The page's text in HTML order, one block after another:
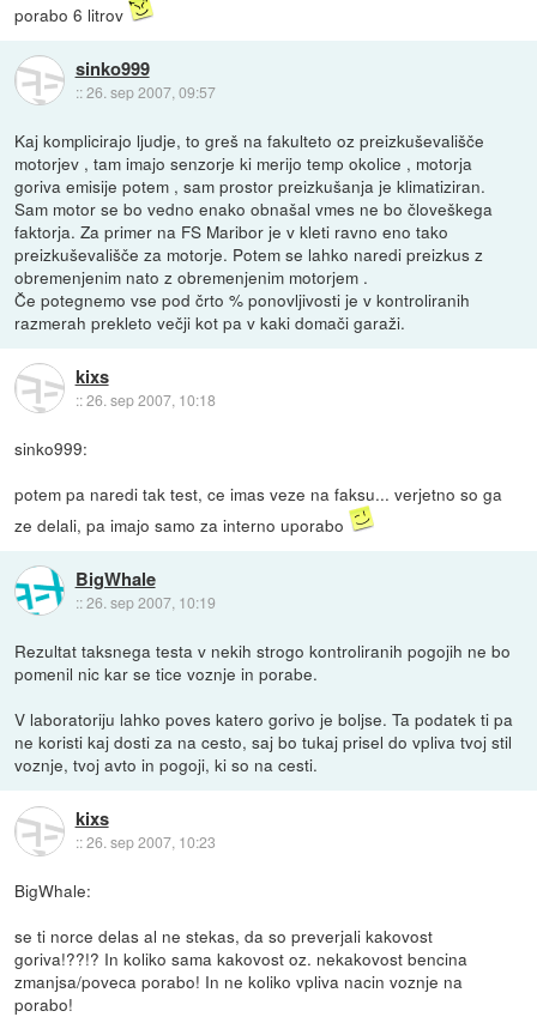
porabo 6 litrov
sinko999
::26. sep 2007, 09:57
Kaj komplicirajo ljudje, to greš na fakulteto oz preizkuševališče
motorjev , tam imajo senzorje ki merijo temp okolice , motorja
goriva emisije potem , sam prostor preizkušanja je klimatiziran.
Sam motor se bo vedno enako obnašal vmes ne bo človeškega
faktorja. Za primer na FS Maribor je v kleti ravno eno tako
preizkuševališče za motorje. Potem se lahko naredi preizkus z
obremenjenim nato z obremenjenim motorjem .
Če potegnemo vse pod črto % ponovljivosti je v kontroliranih
razmerah prekleto večji kot pa v kaki domači garaži.
kixs
::26. sep 2007, 10:18
sinko999:
potem pa naredi tak test, ce imas veze na faksu... verjetno so ga
ze delali, pa imajo samo za interno uporabo
BigWhale
::26. sep 2007, 10:19
Rezultat taksnega testa v nekih strogo kontroliranih pogojih ne bo
pomenil nic kar se tice voznje in porabe.
V laboratoriju lahko poves katero gorivo je boljse. Ta podatek ti pa
ne koristi kaj dosti za na cesto, saj bo tukaj prisel do vpliva tvoj stil
voznje, tvoj avto in pogoji, ki so na cesti.
kixs
::26. sep 2007, 10:23
BigWhale:
se ti norce delas al ne stekas, da so preverjali kakovost
goriva!??!? In koliko sama kakovost oz. nekakovost bencina
zmanjsa/poveca porabo! In ne koliko vpliva nacin voznje na
porabo!